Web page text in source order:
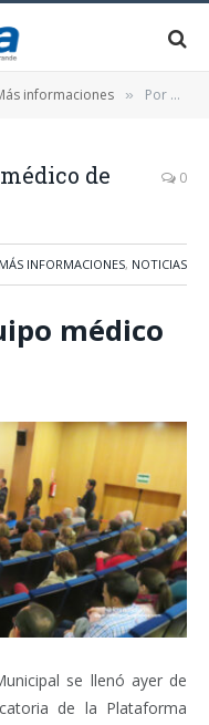
informaciones » Por el segundo equipo médico de urgencias
de
0
MÁS INFORMACIONES, NOTICIAS
médico
se llenó ayer de
de la Plataforma